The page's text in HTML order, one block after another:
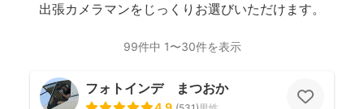
出張カメラマンをじっくりお選びいただけます。
99件中 1〜30件を表示
フォトインデ まつおか